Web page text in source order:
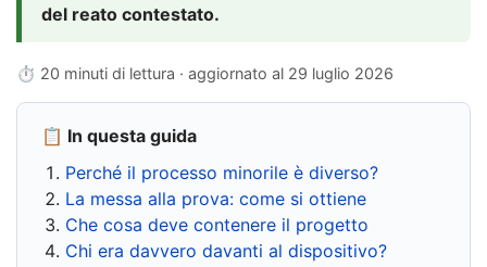
del reato contestato.
⏱ 20 minuti di lettura · aggiornato al 29 luglio 2026
📋 In questa guida
Perché il processo minorile è diverso?
La messa alla prova: come si ottiene
Che cosa deve contenere il progetto
Chi era davvero davanti al dispositivo?